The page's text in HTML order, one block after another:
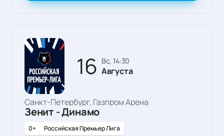
16 вс, 14:30
Августа
Санкт-Петербург, Газпром Арена
Зенит - Динамо
0+ Российская Премьер Лига